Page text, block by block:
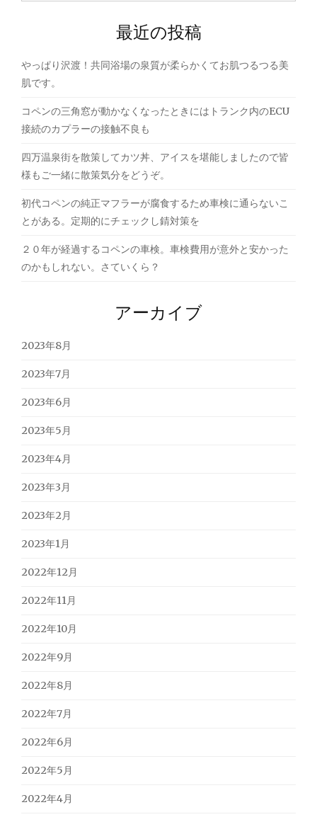
ィ
プ
最近の投稿
やっぱり沢渡！共同浴場の泉質が柔らかくてお肌つるつる美
肌です。
コペンの三角窓が動かなくなったときにはトランク内のECU
接続のカプラーの接触不良も
四万温泉街を散策してカツ丼、アイスを堪能しましたので皆
様もご一緒に散策気分をどうぞ。
初代コペンの純正マフラーが腐食するため車検に通らないこ
とがある。定期的にチェックし錆対策を
２０年が経過するコペンの車検。車検費用が意外と安かった
のかもしれない。さていくら？
アーカイブ
2023年8月
2023年7月
2023年6月
2023年5月
2023年4月
2023年3月
2023年2月
2023年1月
2022年12月
2022年11月
2022年10月
2022年9月
2022年8月
2022年7月
2022年6月
2022年5月
2022年4月